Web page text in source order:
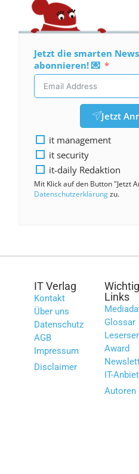
Jetzt die smarten
abonnieren! 💌
Jetzt
it management
it security
it-daily Redaktion
Mit Klick auf den Button "Jetzt
Datenschutzerklärungzu.
IT Verlag
Kontakt
Über uns
Datenschutz
AGB
Impressum
Disclaimer
Links
Glossar
Award
IT-
Autoren